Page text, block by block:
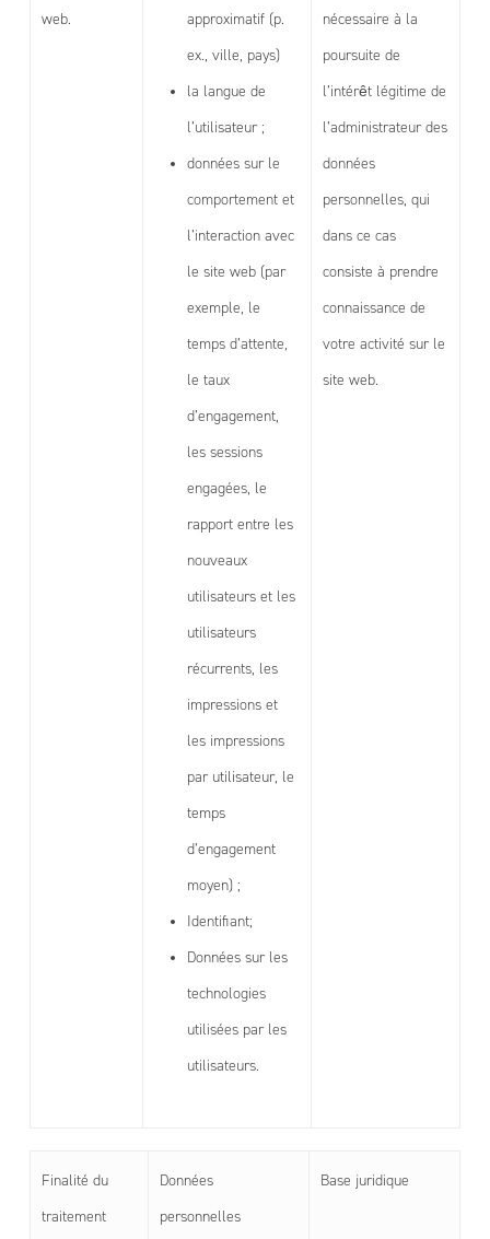
web.
approximatif (p.
ex., ville, pays)
la langue de
l’utilisateur ;
données sur le
comportement et
l’interaction avec
le site web (par
exemple, le
temps d’attente,
le taux
d’engagement,
les sessions
engagées, le
rapport entre les
nouveaux
utilisateurs et les
utilisateurs
récurrents, les
impressions et
les impressions
par utilisateur, le
temps
d’engagement
moyen) ;
Identifiant;
Données sur les
technologies
utilisées par les
utilisateurs.
nécessaire à la
poursuite de
l’intérêt légitime de
l’administrateur des
données
personnelles, qui
dans ce cas
consiste à prendre
connaissance de
votre activité sur le
site web.
Finalité du
traitement
Données
personnelles
Base juridique